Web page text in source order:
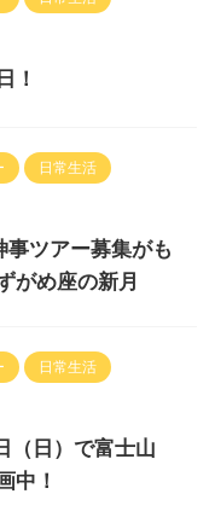
！
日常生活
ツアー募集がも
がめ座の新月
日常生活
（日）で富士山
中！